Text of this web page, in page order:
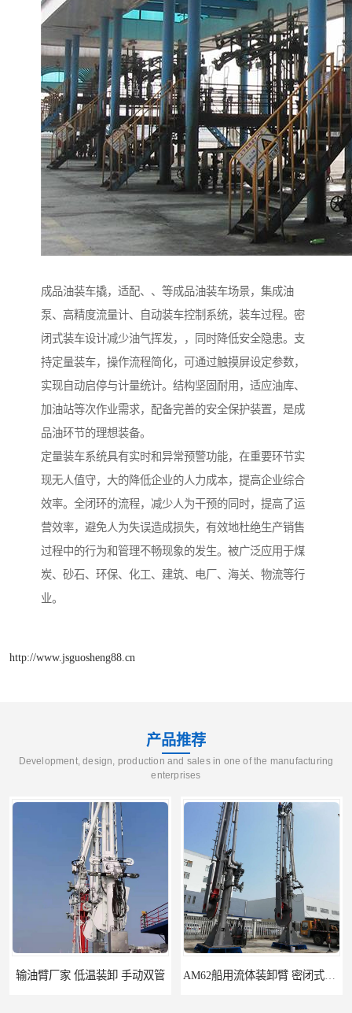
成品油装车撬，适配、、等成品油装车场景，集成油
泵、高精度流量计、自动装车控制系统，装车过程。密
闭式装车设计减少油气挥发，，同时降低安全隐患。支
持定量装车，操作流程简化，可通过触摸屏设定参数，
实现自动启停与计量统计。结构坚固耐用，适应油库、
加油站等次作业需求，配备完善的安全保护装置，是成
品油环节的理想装备。
定量装车系统具有实时和异常预警功能，在重要环节实
现无人值守，大的降低企业的人力成本，提高企业综合
效率。全闭环的流程，减少人为干预的同时，提高了运
营效率，避免人为失误造成损失，有效地杜绝生产销售
过程中的行为和管理不畅现象的发生。被广泛应用于煤
炭、砂石、环保、化工、建筑、电厂、海关、物流等行
业。
http://www.jsguosheng88.cn
产品推荐
Development, design, production and sales in one of the manufacturing
enterprises
输油臂厂家 低温装卸 手动双管